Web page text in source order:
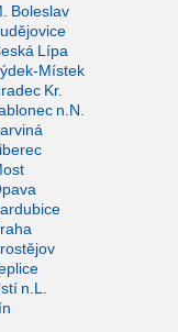
Boleslav
Lípa
Místek
Kr.
n.N.
n.L.